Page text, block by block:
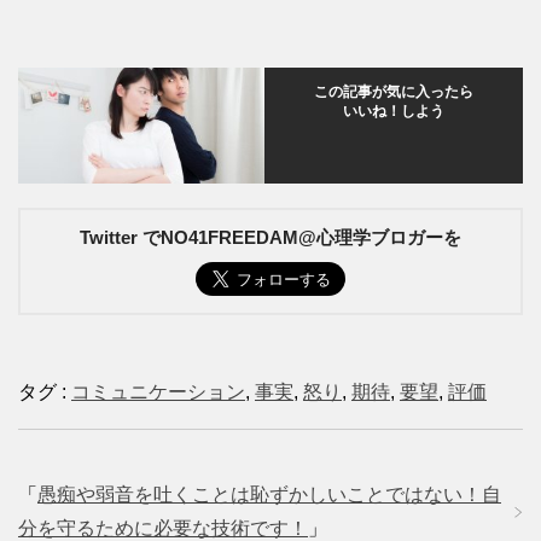
この記事が気に入ったら
いいね！しよう
Twitter でNO41FREEDAM@心理学ブロガーを
タグ : コミュニケーション, 事実, 怒り , 期待, 要望, 評価
「 愚痴や弱音を吐くことは恥ずかしいことではない！自
分を守るために必要な技術です！
」